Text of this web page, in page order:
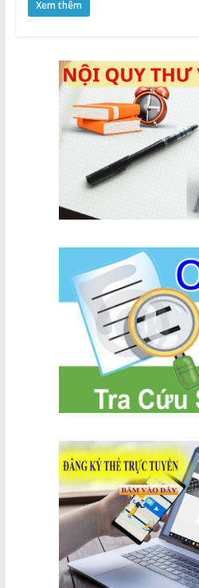
Xem thêm